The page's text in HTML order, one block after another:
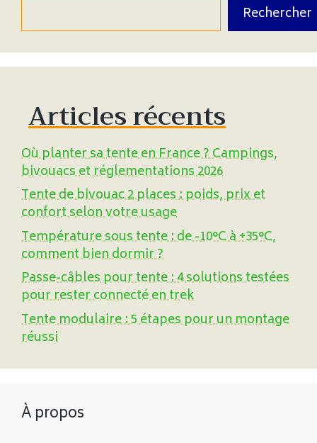
Rechercher
Articles récents
Où planter sa tente en France ? Campings,
bivouacs et réglementations 2026
Tente de bivouac 2 places : poids, prix et
confort selon votre usage
Température sous tente : de -10°C à +35°C,
comment bien dormir ?
Passe-câbles pour tente : 4 solutions testées
pour rester connecté en trek
Tente modulaire : 5 étapes pour un montage
réussi
À propos